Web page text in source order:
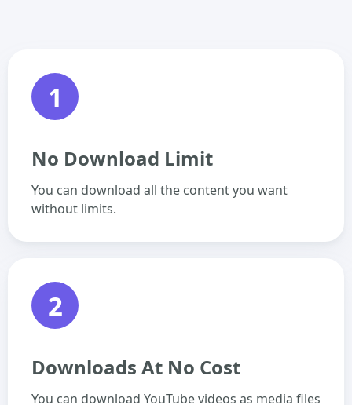
1
No Download Limit
You can download all the content you want
without limits.
2
Downloads At No Cost
You can download YouTube videos as media files